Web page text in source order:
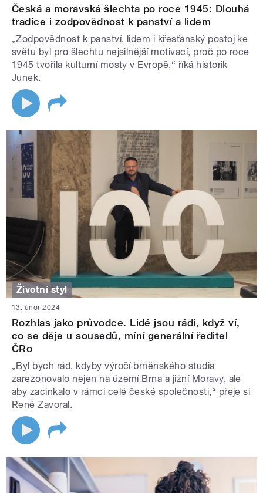
Česká a moravská šlechta po roce 1945: Dlouhá
tradice i zodpovědnost k panství a lidem
„Zodpovědnost k panství, lidem i křesťanský postoj ke
světu byl pro šlechtu nejsilnější motivací, proč po roce
1945 tvořila kulturní mosty v Evropě,“ říká historik
Junek.
Životní styl
13. únor 2024
Rozhlas jako průvodce. Lidé jsou rádi, když ví,
co se děje u sousedů, míní generální ředitel
ČRo
„Byl bych rád, kdyby výročí brněnského studia
zarezonovalo nejen na území Brna a jižní Moravy, ale
aby zacinkalo v rámci celé české společnosti,“ přeje si
René Zavoral.